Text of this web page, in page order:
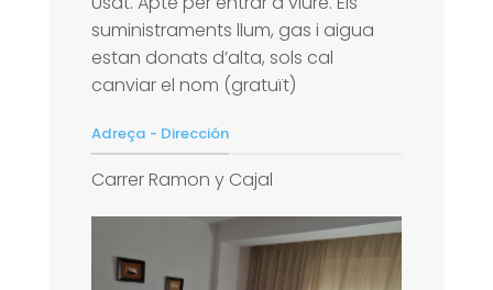
suministraments llum, gas i aigua
estan donats d’alta, sols cal
canviar el nom (gratuït)
Adreça - Dirección
Carrer Ramon y Cajal